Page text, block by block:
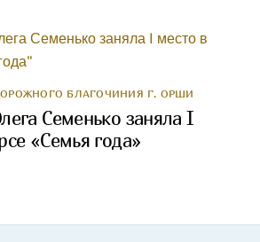
БЛАГОЧИНИЯ Г. ОРШИ
Семенько заняла I
«Семья года»